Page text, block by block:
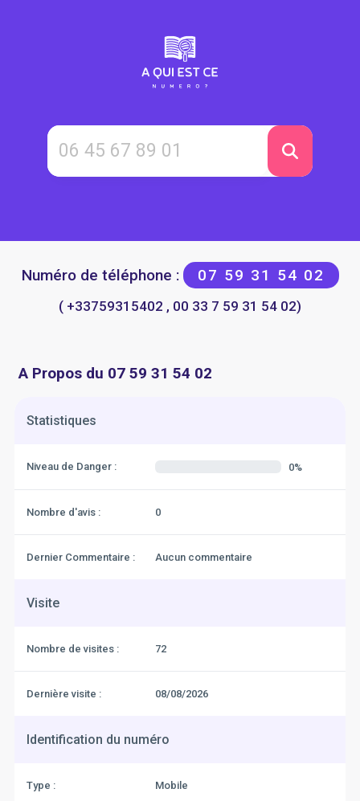
Numéro de téléphone : 07 59 31 54 02
( +33759315402 , 00 33 7 59 31 54 02)
A Propos du 07 59 31 54 02
Statistiques
Niveau de Danger : 0%
Nombre d'avis : 0
Dernier Commentaire : Aucun commentaire
Visite
Nombre de visites : 72
Dernière visite : 08/08/2026
Identification du numéro
Type : Mobile